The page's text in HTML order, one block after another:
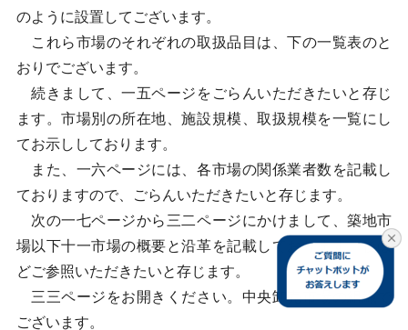
のように設置してございます。
これら市場のそれぞれの取扱品目は、下の一覧表のと
おりでございます。
続きまして、一五ページをごらんいただきたいと存じ
ます。市場別の所在地、施設規模、取扱規模を一覧にし
てお示ししております。
また、一六ページには、各市場の関係業者数を記載し
ておりますので、ごらんいただきたいと存じます。
次の一七ページから三二ページにかけまして、築地市
場以下十一市場の概要と沿革を記載しております。後ほ
どご参照いただきたいと存じます。
三三ページをお開きください。中央卸売市場の組織で
ございます。